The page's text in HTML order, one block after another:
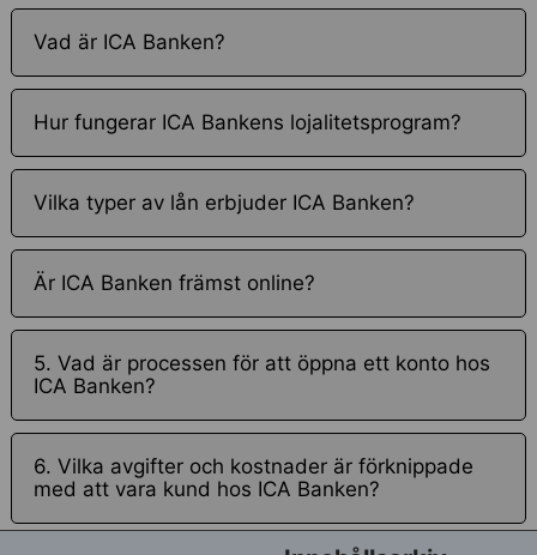
Vad är ICA Banken?
Hur fungerar ICA Bankens lojalitetsprogram?
Vilka typer av lån erbjuder ICA Banken?
Är ICA Banken främst online?
5. Vad är processen för att öppna ett konto hos
ICA Banken?
6. Vilka avgifter och kostnader är förknippade
med att vara kund hos ICA Banken?